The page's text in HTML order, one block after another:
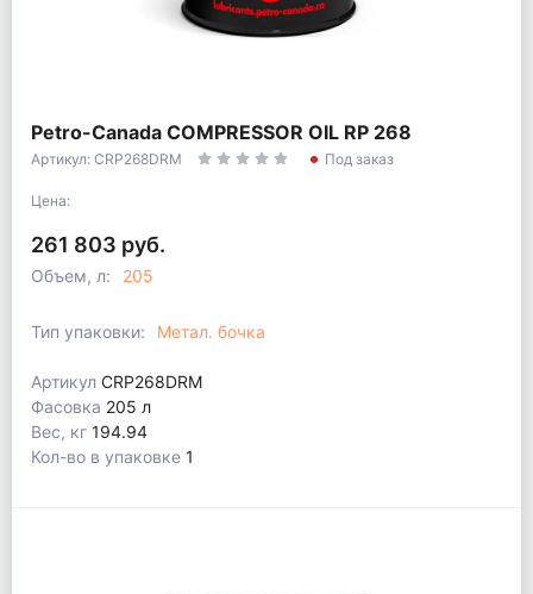
Petro-Canada COMPRESSOR OIL RP 268
Артикул: CRP268DRM Под заказ
Цена:
261 803 руб.
Объем, л: 205
Тип упаковки: Метал. бочка
Артикул CRP268DRM
Фасовка 205 л
Вес, кг 194.94
Кол-во в упаковке 1